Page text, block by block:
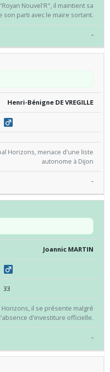
Nouvel'R", il maintient sa
son parti avec le maire sortant.
-
Henri-Bénigne DE VREGILLE
Horizons, menace d'une liste
autonome à Dijon
-
Joannic MARTIN
33
il se présente malgré
l'absence d'investiture officielle.
-